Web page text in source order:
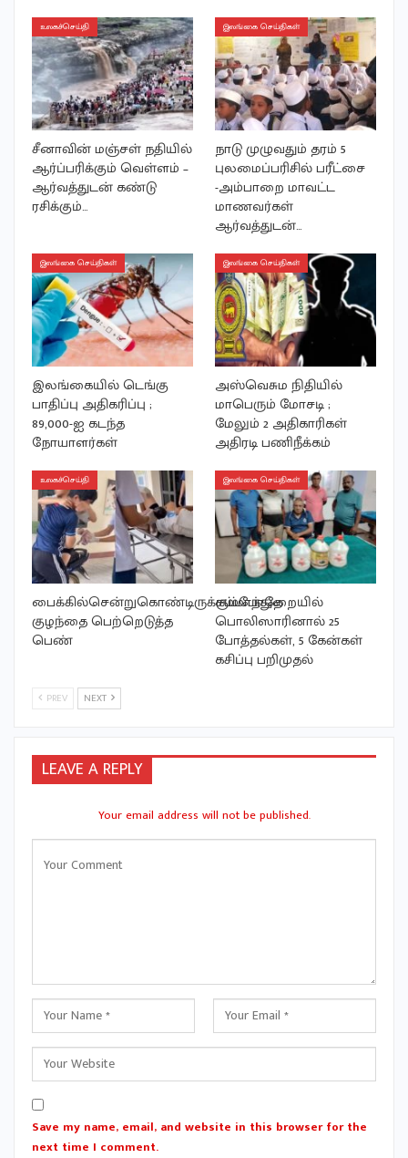
உலகச்செய்தி
சீனாவின் மஞ்சள் நதியில்
ஆர்ப்பரிக்கும் வெள்ளம் –
ஆர்வத்துடன் கண்டு
ரசிக்கும்…
இலங்கை செய்திகள்
நாடு முழுவதும் தரம் 5
புலமைப்பரிசில் பரீட்சை
-அம்பாறை மாவட்ட
மாணவர்கள்
ஆர்வத்துடன்…
இலங்கை செய்திகள்
இலங்கையில் டெங்கு
பாதிப்பு அதிகரிப்பு ;
89,000-ஐ கடந்த
நோயாளர்கள்
இலங்கை செய்திகள்
அஸ்வெசும நிதியில்
மாபெரும் மோசடி ;
மேலும் 2 அதிகாரிகள்
அதிரடி பணிநீக்கம்
உலகச்செய்தி
பைக்கில்சென்றுகொண்டிருக்கும்போதே
குழந்தை பெற்றெடுத்த
பெண்
இலங்கை செய்திகள்
சம்மாந்துறையில்
பொலிஸாரினால் 25
போத்தல்கள், 5 கேன்கள்
கசிப்பு பறிமுதல்
PREV NEXT
LEAVE A REPLY
Your email address will not be published.
Save my name, email, and website in this browser for the
next time I comment.